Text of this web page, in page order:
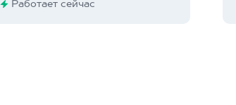
Работает сейчас